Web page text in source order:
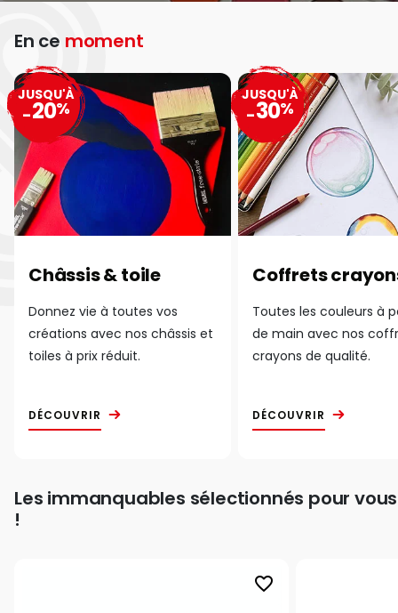
En ce moment
Châssis & toile
Donnez vie à toutes vos
créations avec nos châssis et
toiles à prix réduit.
DÉCOUVRIR
JUSQU'À
-20%
Coffrets
Toutes les couleurs à
de main avec nos
crayons de qualité.
DÉCOUVRIR
JUSQU'À
-30%
Les immanquables sélectionnés pour vous
!
favorite_border